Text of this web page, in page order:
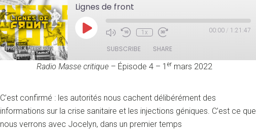
Lignes de front
P
l
E
p
o
d
e
1x 00:00 / 1:21:47
SUBSCRIBE SHARE
LINK
EMBED
Radio Masse critique – Épisode 4 – 1 er mars 2022
C’est confirmé : les autorités nous cachent délibérément des
informations sur la crise sanitaire et les injections géniques. C’est ce que
nous verrons avec Jocelyn, dans un premier temps